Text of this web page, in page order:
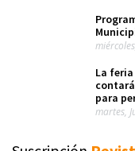
La
para
martes,